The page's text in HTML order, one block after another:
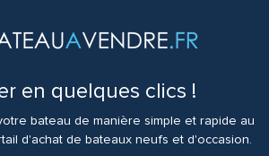
en quelques clics !
bateau de manière simple et rapide au
d'achat de bateaux neufs et d'occasion.